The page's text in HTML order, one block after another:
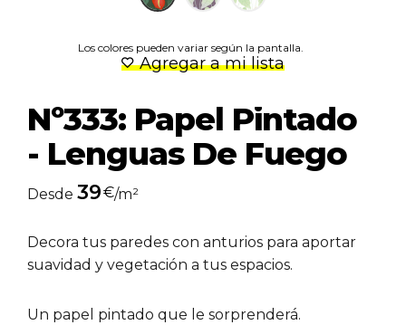
Los colores pueden variar según la pantalla.
Agregar a mi lista
Nº333: Papel Pintado
- Lenguas De Fuego
Desde 39€/m²
Decora tus paredes con anturios para aportar
suavidad y vegetación a tus espacios.
Un papel pintado que le sorprenderá.